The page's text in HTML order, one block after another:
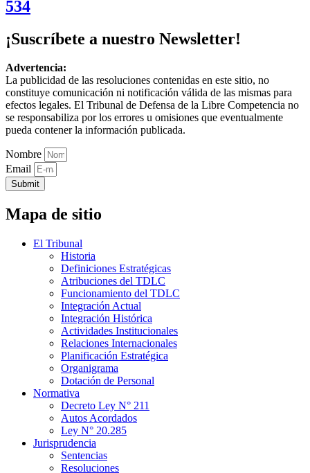
534
¡Suscríbete a nuestro Newsletter!
Advertencia:
La publicidad de las resoluciones contenidas en este sitio, no
constituye comunicación ni notificación válida de las mismas para
efectos legales. El Tribunal de Defensa de la Libre Competencia no
se responsabiliza por los errores u omisiones que eventualmente
pueda contener la información publicada.
Nombre
Email
Submit
Mapa de sitio
El Tribunal
Historia
Definiciones Estratégicas
Atribuciones del TDLC
Funcionamiento del TDLC
Integración Actual
Integración Histórica
Actividades Institucionales
Relaciones Internacionales
Planificación Estratégica
Organigrama
Dotación de Personal
Normativa
Decreto Ley N° 211
Autos Acordados
Ley N° 20.285
Jurisprudencia
Sentencias
Resoluciones